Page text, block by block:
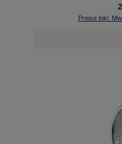
Preise inkl.